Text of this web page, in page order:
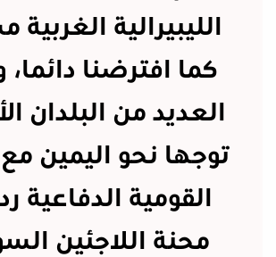
الليبيرالية الغربية
كما افترضنا
العديد من البلدان
توجها نحو اليمين
القومية الدفاعية
محنة اللاجئين